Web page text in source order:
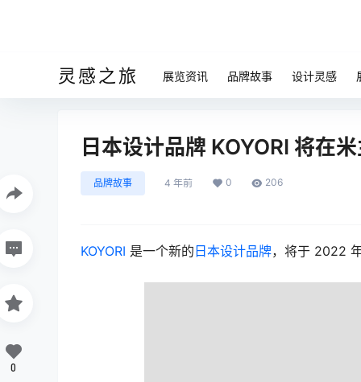
灵感之旅 展览资讯 品牌故事 设计灵感
日本设计品牌 KOYORI 将在
品牌故事 4 年前 0 206
KOYORI 是一个新的 日本设计品牌，将于 2022
0